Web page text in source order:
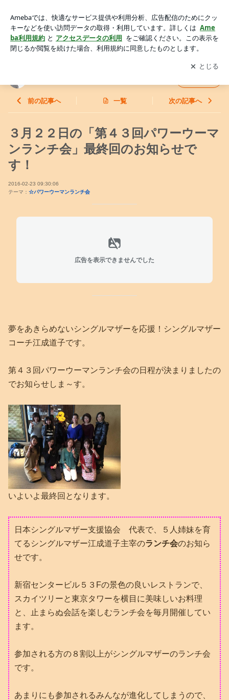
知らせです！ | シングルマザー 自立への道
アプリをダウンロードして ブログの更新通知
を受け取りまし
ょう。
開く
前の記事へ 一覧 次の記事へ
３月２２日の「第４３回パワーウーマ
ンランチ会」最終回のお知らせで
す！
2016-02-23 09:30:06
テーマ： ☆パワーウーマンランチ会
広告を表示できませんでした
夢をあきらめないシングルマザーを応援！シングルマザー
コーチ江成道子です。
第４３回パワーウーマンランチ会の日程が決まりましたの
でお知らせしま～す。
いよいよ最終回となります。
日本シングルマザー支援協会 代表で、５人姉妹を育
てるシングルマザー江成道子主宰のランチ会のお知ら
せです。
新宿センタービル５３Fの景色の良いレストランで、
スカイツリーと東京タワーを横目に美味しいお料理
と、止まらぬ会話を楽しむランチ会を毎月開催してい
ます。
参加される方の８割以上がシングルマザーのランチ会
です。
あまりにも参加されるみんなが進化してしまうので、